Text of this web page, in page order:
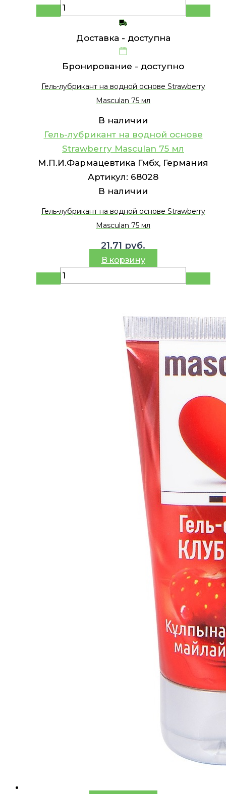
Доставка - доступна
Бронирование - доступно
Гель-лубрикант на водной основе Strawberry
Masculan 75 мл
В наличии
Гель-лубрикант на водной основе
Strawberry Masculan 75 мл
М.П.И.Фармацевтика Гмбх, Германия
Артикул: 68028
В наличии
Гель-лубрикант на водной основе Strawberry
Masculan 75 мл
21.71 руб.
В корзину